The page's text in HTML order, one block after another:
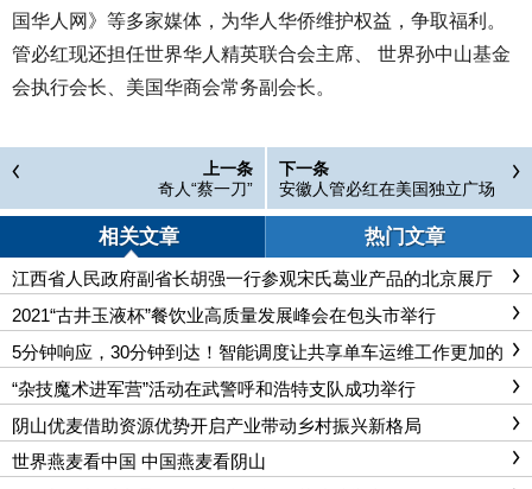
国华人网》等多家媒体，为华人华侨维护权益，争取福利。
管必红现还担任世界华人精英联合会主席、 世界孙中山基金
会执行会长、美国华商会常务副会长。
上一条
奇人“蔡一刀”
下一条
安徽人管必红在美国独立广场
两次升起五星红旗
相关文章 热门文章
江西省人民政府副省长胡强一行参观宋氏葛业产品的北京展厅
2021“古井玉液杯”餐饮业高质量发展峰会在包头市举行
5分钟响应，30分钟到达！智能调度让共享单车运维工作更加的
便捷、精准
“杂技魔术进军营”活动在武警呼和浩特支队成功举行
阴山优麦借助资源优势开启产业带动乡村振兴新格局
世界燕麦看中国 中国燕麦看阴山